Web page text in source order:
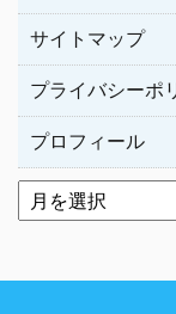
サイトマップ
プライバシーポ
プロフィール